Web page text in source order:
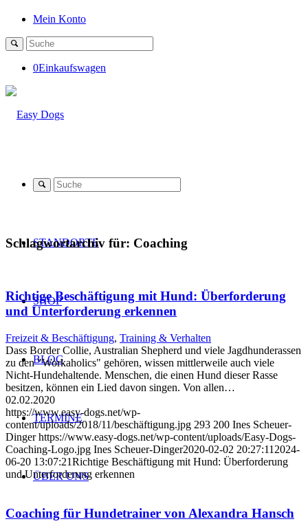
Mein Konto
0Einkaufswagen
STANDORTE
SHOP
BLOG
TERMINE
ÜBER UNS
Schlagwortarchiv für: Coaching
Richtige Beschäftigung mit Hund: Überforderung
und Unterforderung erkennen
Freizeit & Beschäftigung, Training & Verhalten
Dass Border Collie, Australian Shepherd und viele Jagdhunderassen
zu den "Workaholics" gehören, wissen mittlerweile auch viele
Nicht-Hundehaltende. Menschen, die einen Hund dieser Rasse
besitzen, können ein Lied davon singen. Von allen…
02.02.2020
https://www.easy-dogs.net/wp-
content/uploads/2018/11/beschäftigung.jpg 293 200 Ines Scheuer-
Dinger https://www.easy-dogs.net/wp-content/uploads/Easy-Dogs-
Coaching-Logo.jpg Ines Scheuer-Dinger2020-02-02 20:27:11 2024-
06-20 13:07:21Richtige Beschäftigung mit Hund: Überforderung
und Unterforderung erkennen
Coaching für Hundetrainer von Alexandra Hansch